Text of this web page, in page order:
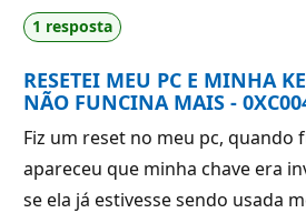
u
t
a
ã
o
d
e
r
p
u
t
ç
o
1 resposta
RESETEI MEU PC E MINHA
NÃO FUNCINA MAIS -
Fiz um reset no meu pc, quando
apareceu que minha chave era
se ela já estivesse sendo usada